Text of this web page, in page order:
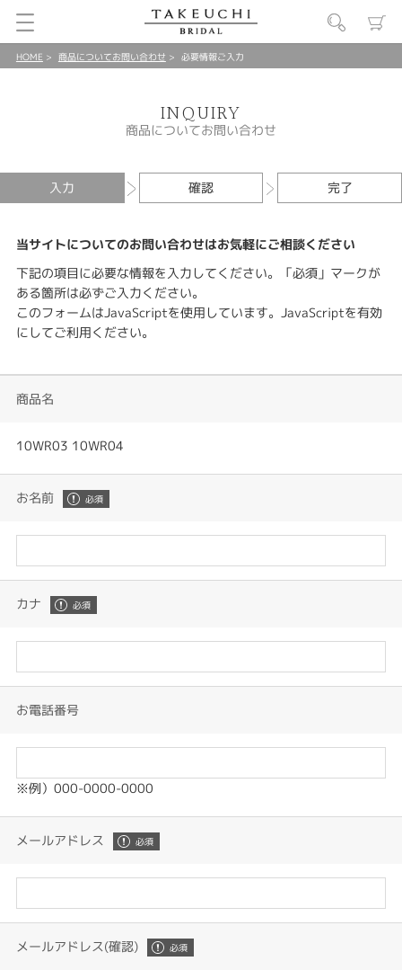
HOME 商品についてお問い合わせ 必要情報ご入力
INQUIRY
商品についてお問い合わせ
入力 確認 完了
当サイトについてのお問い合わせはお気軽にご相談ください
下記の項目に必要な情報を入力してください。「必須」マークが
ある箇所は必ずご入力ください。
このフォームはJavaScriptを使用しています。JavaScriptを有効
にしてご利用ください。
商品名
10WR03 10WR04
お名前
カナ
お電話番号
※例）000-0000-0000
メールアドレス
メールアドレス(確認)